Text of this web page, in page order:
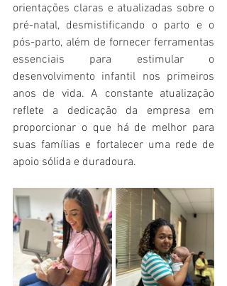
orientações claras e atualizadas sobre o
pré-natal, desmistificando o parto e o
pós-parto, além de fornecer ferramentas
essenciais para estimular o
desenvolvimento infantil nos primeiros
anos de vida. A constante atualização
reflete a dedicação da empresa em
proporcionar o que há de melhor para
suas famílias e fortalecer uma rede de
apoio sólida e duradoura.